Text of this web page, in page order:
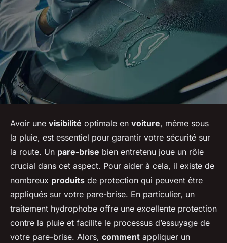
Avoir une visibilité optimale en voiture, même sous
la pluie, est essentiel pour garantir votre sécurité sur
la route. Un pare-brise bien entretenu joue un rôle
crucial dans cet aspect. Pour aider à cela, il existe de
nombreux produits de protection qui peuvent être
appliqués sur votre pare-brise. En particulier, un
traitement hydrophobe offre une excellente protection
contre la pluie et facilite le processus d’essuyage de
votre pare-brise. Alors, comment appliquer un